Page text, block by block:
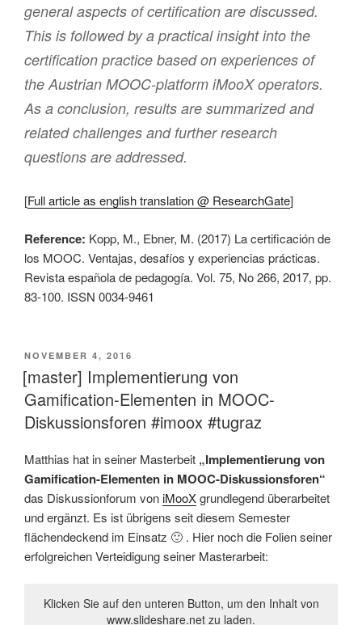
general aspects of certification are discussed.
This is followed by a practical insight into the
certification practice based on experiences of
the Austrian MOOC-platform iMooX operators.
As a conclusion, results are summarized and
related challenges and further research
questions are addressed.
[Full article as english translation @ ResearchGate]
Reference: Kopp, M., Ebner, M. (2017) La certificación de
los MOOC. Ventajas, desafíos y experiencias prácticas.
Revista española de pedagogía. Vol. 75, No 266, 2017, pp.
83-100. ISSN 0034-9461
VERÖFFENTLICHT
AM
NOVEMBER 4, 2016
[master] Implementierung von
Gamification-Elementen in MOOC-
Diskussionsforen #imoox #tugraz
Matthias hat in seiner Masterbeit „Implementierung von
Gamification-Elementen in MOOC-Diskussionsforen“
das Diskussionforum voniMooXgrundlegend überarbeitet
und ergänzt. Es ist übrigens seit diesem Semester
flächendeckend im Einsatz 🙂 . Hier noch die Folien seiner
erfolgreichen Verteidigung seiner Masterarbeit:
Klicken Sie auf den unteren Button, um den Inhalt von
www.slideshare.net zu laden.